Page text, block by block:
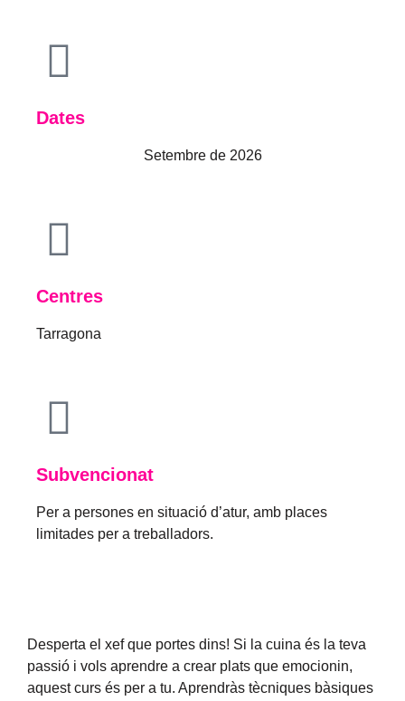
Dates
Setembre de 2026
Centres
Tarragona
Subvencionat
Per a persones en situació d’atur, amb places
limitades per a treballadors.
Desperta el xef que portes dins! Si la cuina és la teva
passió i vols aprendre a crear plats que emocionin,
aquest curs és per a tu. Aprendràs tècniques bàsiques